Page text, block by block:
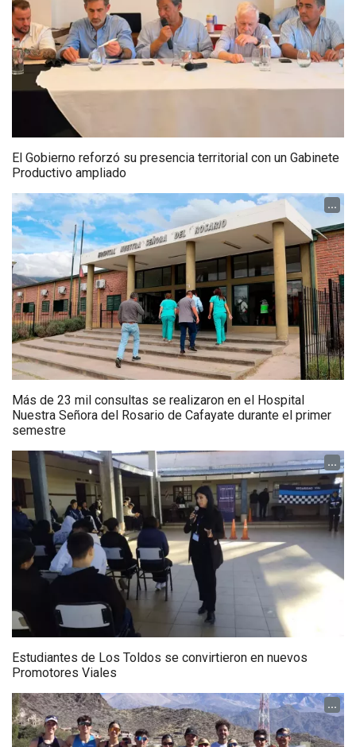
El Gobierno reforzó su presencia territorial con un Gabinete
Productivo ampliado
...
Más de 23 mil consultas se realizaron en el Hospital
Nuestra Señora del Rosario de Cafayate durante el primer
semestre
...
Estudiantes de Los Toldos se convirtieron en nuevos
Promotores Viales
...